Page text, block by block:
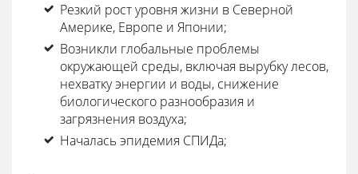
Резкий рост уровня жизни в Северной
Америке, Европе и Японии;
Возникли глобальные проблемы
окружающей среды, включая вырубку лесов,
нехватку энергии и воды, снижение
биологического разнообразия и
загрязнения воздуха;
Началась эпидемия СПИДа;